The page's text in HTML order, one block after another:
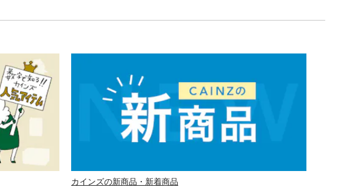
カインズの新商品・新着商品